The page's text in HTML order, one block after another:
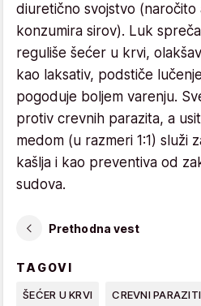
diuretično svojstvo (naročito
konzumira sirov). Luk
reguliše šećer u krvi,
kao laksativ, podstiče
pogoduje boljem varenju.
protiv crevnih parazita, a
medom (u razmeri 1:1) služi
kašlja i kao preventiva od
sudova.
Prethodna vest
TAGOVI
ŠEĆER U KRVI CREVNI PARAZITI